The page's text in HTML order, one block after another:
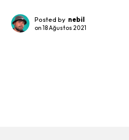
Posted by nebil
on 18 Ağustos 2021